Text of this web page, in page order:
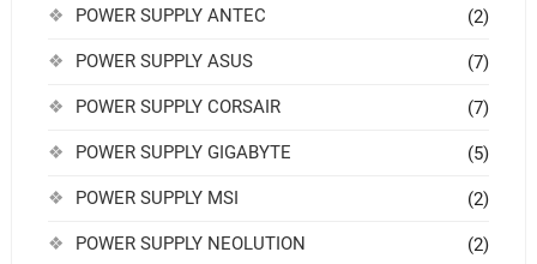
POWER SUPPLY ANTEC (2)
POWER SUPPLY ASUS (7)
POWER SUPPLY CORSAIR (7)
POWER SUPPLY GIGABYTE (5)
POWER SUPPLY MSI (2)
POWER SUPPLY NEOLUTION (2)